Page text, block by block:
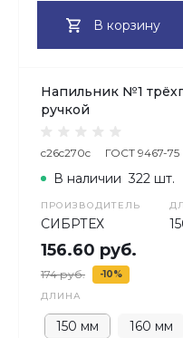
В корзину
Напильник №1
ручкой
c26c270c ГОСТ 9467-75
ПРОИЗВОДИТЕЛЬ
СИБРТЕХ
В наличии 322 шт.
156.60 руб.
174 руб.
-10%
ДЛИНА
150 мм 160 мм